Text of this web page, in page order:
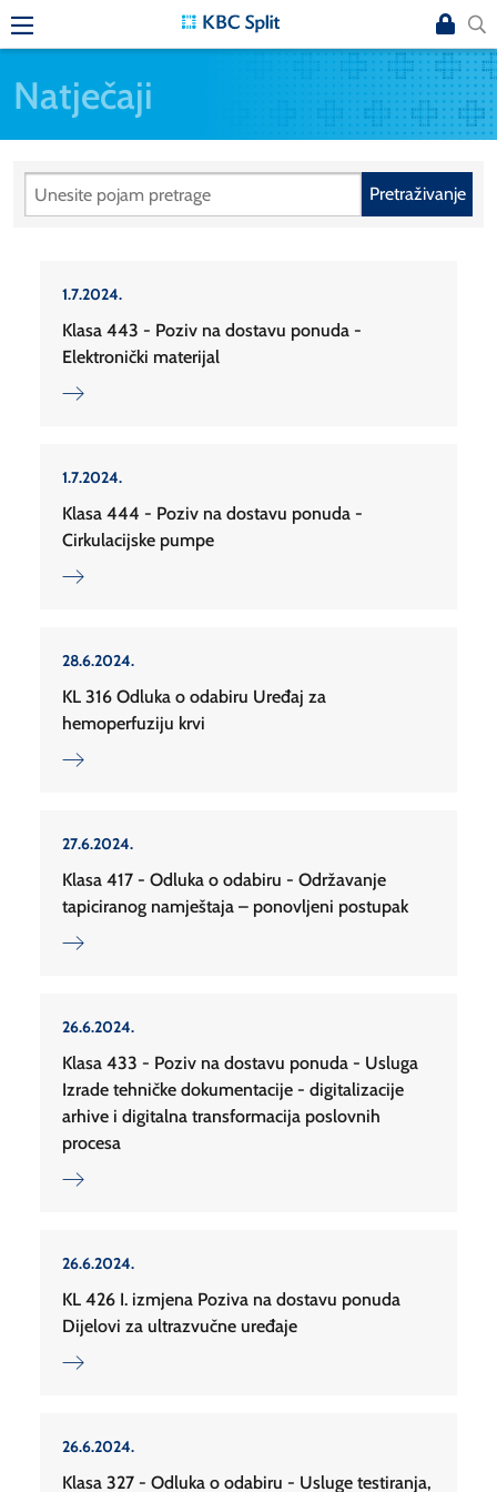
Natječaji
Pretraživanje
1.7.2024.
Klasa 443 - Poziv na dostavu ponuda -
Elektronički materijal
1.7.2024.
Klasa 444 - Poziv na dostavu ponuda -
Cirkulacijske pumpe
28.6.2024.
KL 316 Odluka o odabiru Uređaj za
hemoperfuziju krvi
27.6.2024.
Klasa 417 - Odluka o odabiru - Održavanje
tapiciranog namještaja – ponovljeni postupak
26.6.2024.
Klasa 433 - Poziv na dostavu ponuda - Usluga
Izrade tehničke dokumentacije - digitalizacije
arhive i digitalna transformacija poslovnih
procesa
26.6.2024.
KL 426 I. izmjena Poziva na dostavu ponuda
Dijelovi za ultrazvučne uređaje
26.6.2024.
Klasa 327 - Odluka o odabiru - Usluge testiranja,